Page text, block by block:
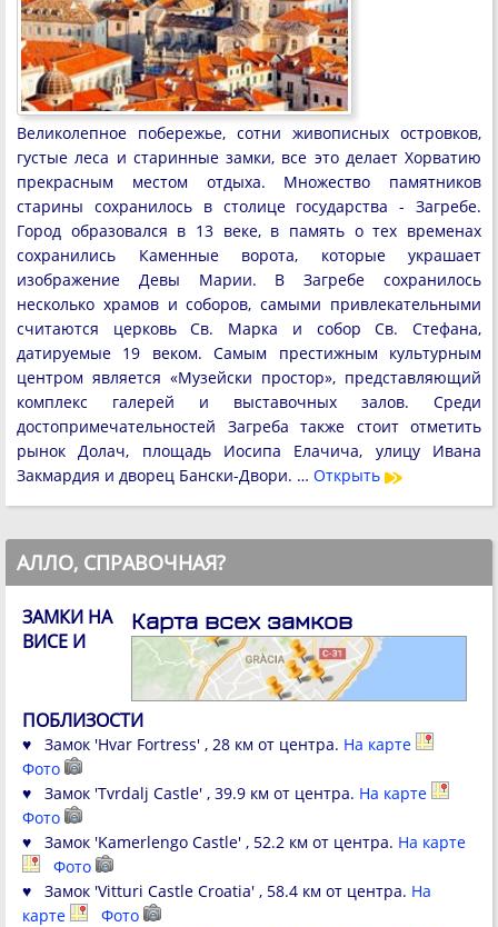
Великолепное побережье, сотни живописных островков,
густые леса и старинные замки, все это делает Хорватию
прекрасным местом отдыха. Множество памятников
старины сохранилось в столице государства - Загребе.
Город образовался в 13 веке, в память о тех временах
сохранились Каменные ворота, которые украшает
изображение Девы Марии. В Загребе сохранилось
несколько храмов и соборов, самыми привлекательными
считаются церковь Св. Марка и собор Св. Стефана,
датируемые 19 веком. Самым престижным культурным
центром является «Музейски простор», представляющий
комплекс галерей и выставочных залов. Среди
достопримечательностей Загреба также стоит отметить
рынок Долач, площадь Иосипа Елачича, улицу Ивана
Закмардия и дворец Бански-Двори. … Открыть
АЛЛО, СПРАВОЧНАЯ?
Карта всех замков
ЗАМКИ НА
ВИСЕ И
ПОБЛИЗОСТИ
♥ Замок 'Hvar Fortress' , 28 км от центра. На карте
Фото
♥ Замок 'Tvrdalj Castle' , 39.9 км от центра. На карте
Фото
♥ Замок 'Kamerlengo Castle' , 52.2 км от центра. На карте
Фото
♥ Замок 'Vitturi Castle Croatia' , 58.4 км от центра. На
карте
Фото